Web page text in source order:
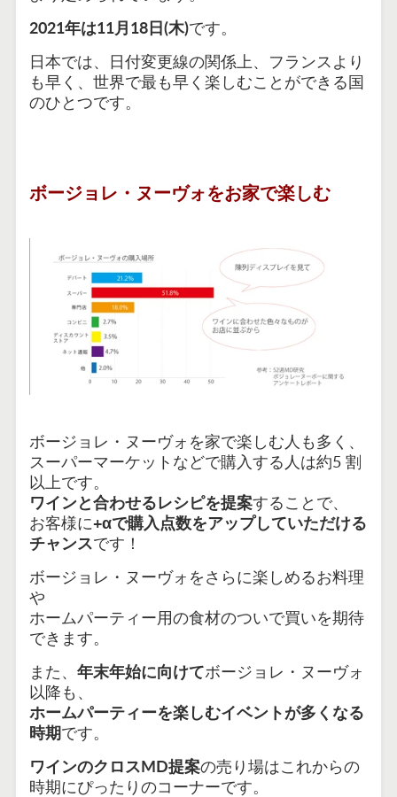
2021年は11月18日(木)です。
日本では、日付変更線の関係上、フランスより
も早く、世界で最も早く楽しむことができる国
のひとつです。
ボージョレ・ヌーヴォをお家で楽しむ
ボージョレ・ヌーヴォを家で楽しむ人も多く、
スーパーマーケットなどで購入する人は約5 割
以上です。
ワインと合わせるレシピを提案することで、
お客様に+αで購入点数をアップしていただける
チャンスです！
ボージョレ・ヌーヴォをさらに楽しめるお料理
や
ホームパーティー用の食材のついで買いを期待
できます。
また、 年末年始に向けてボージョレ・ヌーヴォ
以降も、
ホームパーティーを楽しむイベントが多くなる
時期です。
ワインのクロスMD提案の売り場はこれからの
時期にぴったりのコーナーです。